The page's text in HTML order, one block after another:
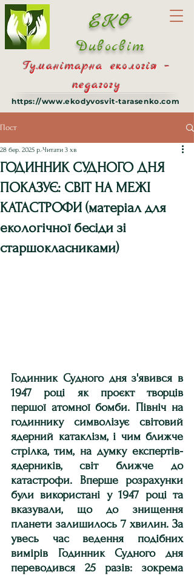
ЕКО
Дивосвіт
https://www.ekodyvosvit-tarasenko.com
Гуманітарна екологія –
педагогу
Пост
ГОДИННИК СУДНОГО ДНЯ
ПОКАЗУЄ: СВІТ НА МЕЖІ
КАТАСТРОФИ (матеріал для
екологічної бесіди зі
старшокласниками)
28 бер. 2025 р.Читати 3 хв
Годинник Судного дня з'явився в
1947 році як проєкт творців
першої атомної бомби. Північ на
годиннику символізує світовий
ядерний катаклізм, і чим ближче
стрілка, тим, на думку експертів-
ядерників, світ ближче до
катастрофи. Вперше розрахунки
були використані у 1947 році та
вказували, що до знищення
планети залишилось 7 хвилин. За
увесь час ведення подібних
вимірів Годинник Судного дня
переводився 25 разів: зокрема